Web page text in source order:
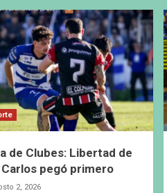
de Clubes: Libertad de
Carlos pegó primero
2, 2026